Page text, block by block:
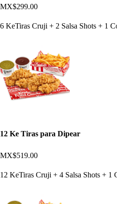
MX$299.00
6 KeTiras Cruji + 2 Salsa Shots + 1
12 Ke Tiras para Dipear
MX$519.00
12 KeTiras Cruji + 4 Salsa Shots + 1